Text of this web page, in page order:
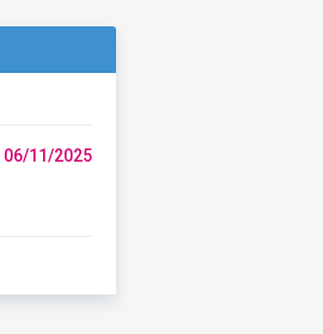
06/11/2025